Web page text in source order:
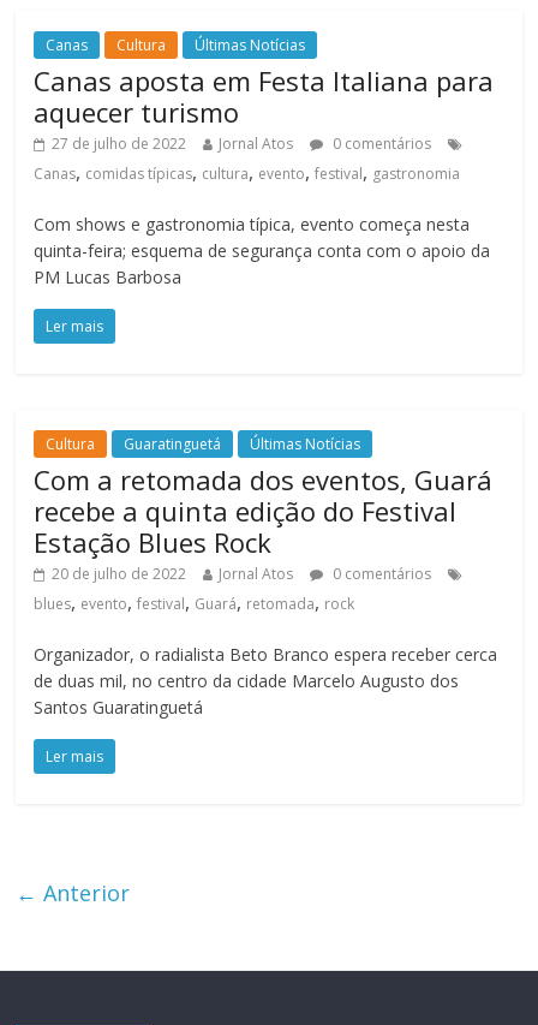
Canas Cultura Últimas Notícias
Canas aposta em Festa Italiana para
aquecer turismo
27 de julho de 2022 Jornal Atos
0 comentários
Canas, comidas típicas, cultura, evento,festival, gastronomia
Com shows e gastronomia típica, evento começa nesta
quinta-feira; esquema de segurança conta com o apoio da
PM Lucas Barbosa
Ler mais
Cultura Guaratinguetá Últimas Notícias
Com a retomada dos eventos, Guará
recebe a quinta edição do Festival
Estação Blues Rock
20 de julho de 2022 Jornal Atos
0 comentários
blues, evento,festival, Guará, retomada, rock
Organizador, o radialista Beto Branco espera receber cerca
de duas mil, no centro da cidade Marcelo Augusto dos
Santos Guaratinguetá
Ler mais
← Anterior